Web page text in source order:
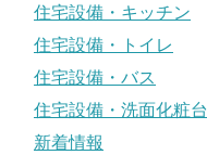
住宅設備・キッチン
住宅設備・トイレ
住宅設備・バス
住宅設備・洗面化粧台
新着情報